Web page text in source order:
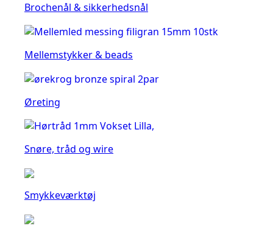
Brochenål & sikkerhedsnål
Mellemstykker & beads
Øreting
Snøre, tråd og wire
Smykkeværktøj